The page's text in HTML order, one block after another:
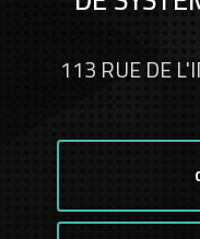
113 RUE DE